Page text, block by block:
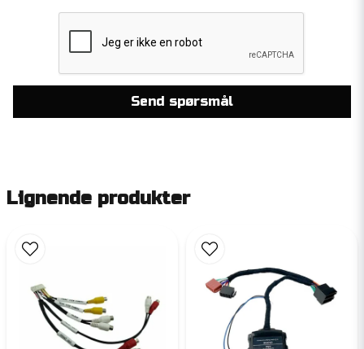
Send spørsmål
Lignende produkter